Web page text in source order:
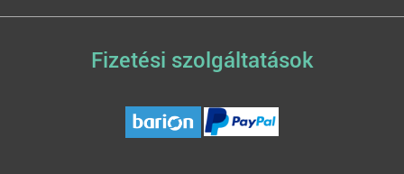
Fizetési szolgáltatások